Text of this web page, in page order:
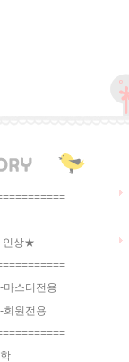
인상★
마스터전용
회원전용